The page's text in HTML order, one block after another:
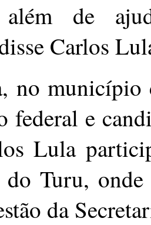
além de
Carlos
no município
federal e
Lula
Turu, onde
da